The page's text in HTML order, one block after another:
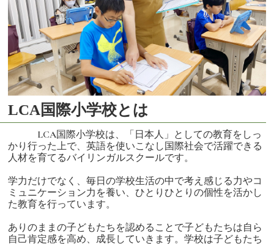
LCA国際小学校とは
LCA国際小学校は、「日本人」としての教育をしっ
かり行った上で、英語を使いこなし国際社会で活躍できる
人材を育てるバイリンガルスクールです。
学力だけでなく、毎日の学校生活の中で考え感じる力やコ
ミュニケーション力を養い、ひとりひとりの個性を活かし
た教育を行っています。
ありのままの子どもたちを認めることで子どもたちは自ら
自己肯定感を高め、成長していきます。学校は子どもたち